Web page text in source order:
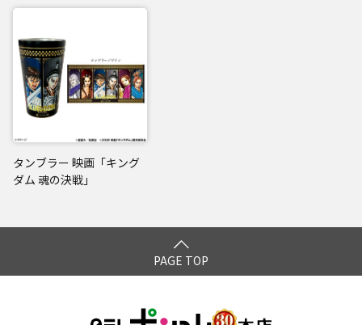
タンブラー 映画「キング
ダム 魂の決戦」
PAGE TOP